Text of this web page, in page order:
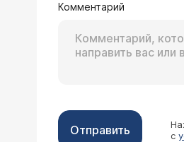
Комментарий
Отправить
с